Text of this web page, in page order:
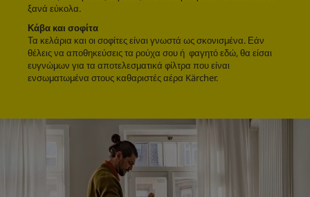
ξανά εύκολα.
Κάβα και σοφίτα
Τα κελάρια και οι σοφίτες είναι γνωστά ως σκονισμένα. Εάν
θέλεις να αποθηκεύσεις τα ρούχα σου ή φαγητό εδώ, θα είσαι
ευγνώμων για τα αποτελεσματικά φίλτρα που είναι
ενσωματωμένα στους καθαριστές αέρα Kärcher.